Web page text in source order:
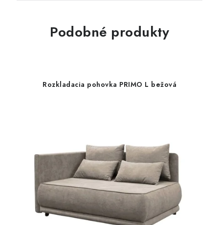
Podobné produkty
Rozkladacia pohovka PRIMO L bežová